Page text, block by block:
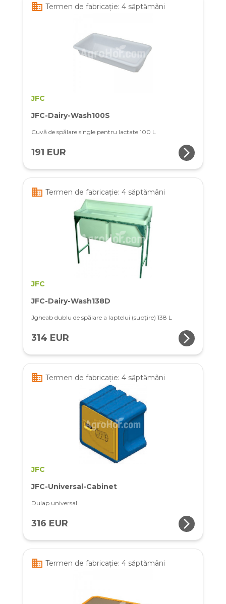
business Termen de fabricație: 4 săptămâni
JFC
JFC-Dairy-Wash100S
Cuvă de spălare single pentru lactate 100 L
191 EUR arrow_forward_ios
business Termen de fabricație: 4 săptămâni
JFC
JFC-Dairy-Wash138D
Jgheab dublu de spălare a laptelui (subțire) 138 L
314 EUR arrow_forward_ios
business Termen de fabricație: 4 săptămâni
JFC
JFC-Universal-Cabinet
Dulap universal
316 EUR arrow_forward_ios
business Termen de fabricație: 4 săptămâni